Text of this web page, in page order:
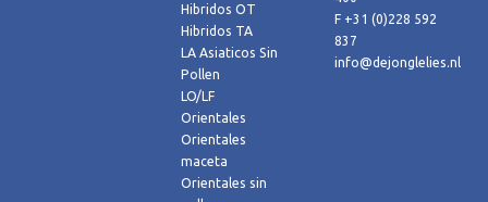
Hibridos OT
Hibridos TA
LA Asiaticos Sin
Pollen
LO/LF
Orientales
Orientales
maceta
Orientales sin
F +31 (0)228 592
837
info@dejonglelies.nl